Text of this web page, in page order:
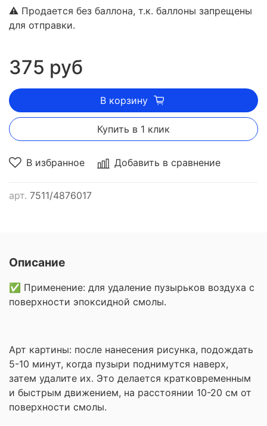
В избранное Добавить в сравнение
арт. 7511/4876017
⚠️ Продается без баллона, т.к. баллоны запрещены
для отправки.
375 руб
В корзину
Купить в 1 клик
Описание
✅ Применение: для удаление пузырьков воздуха с
поверхности эпоксидной смолы.
Арт картины: после нанесения рисунка, подождать
5-10 минут, когда пузыри поднимутся наверх,
затем удалите их. Это делается кратковременным
и быстрым движением, на расстоянии 10-20 см от
поверхности смолы.